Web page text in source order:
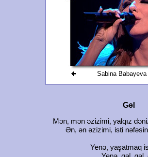
Sabina Babayeva
Gəl
Mən, mən əzizimi, yalqız
Ən, ən əzizimi, isti
Yenə, yaşatmaq